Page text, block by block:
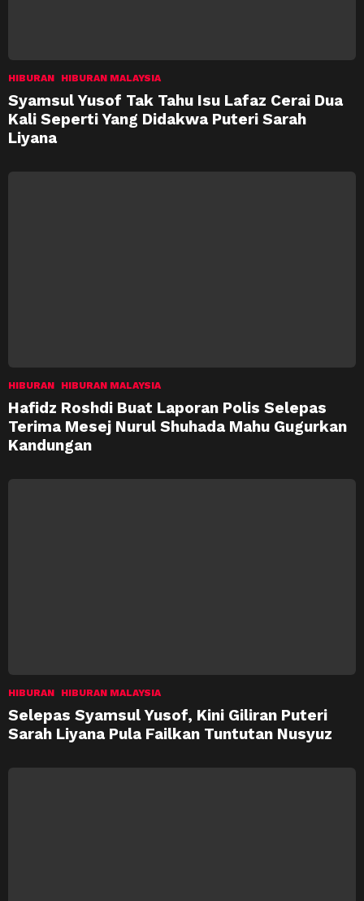
HIBURAN HIBURAN MALAYSIA
Syamsul Yusof Tak Tahu Isu Lafaz Cerai Dua
Kali Seperti Yang Didakwa Puteri Sarah
Liyana
HIBURAN HIBURAN MALAYSIA
Hafidz Roshdi Buat Laporan Polis Selepas
Terima Mesej Nurul Shuhada Mahu Gugurkan
Kandungan
HIBURAN HIBURAN MALAYSIA
Selepas Syamsul Yusof, Kini Giliran Puteri
Sarah Liyana Pula Failkan Tuntutan Nusyuz